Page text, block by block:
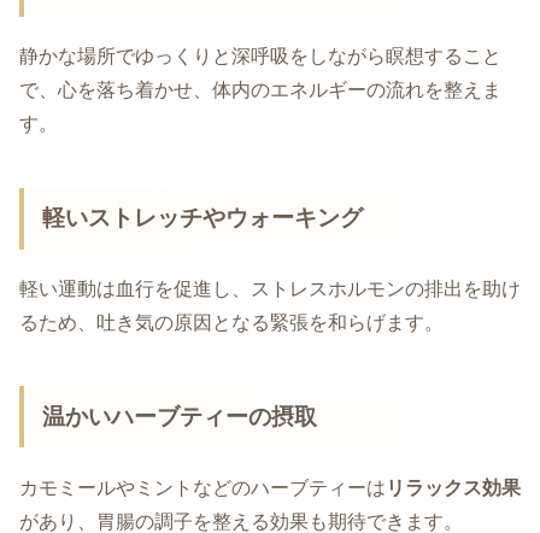
静かな場所でゆっくりと深呼吸をしながら瞑想すること
で、心を落ち着かせ、体内のエネルギーの流れを整えま
す。
軽いストレッチやウォーキング
軽い運動は血行を促進し、ストレスホルモンの排出を助け
るため、吐き気の原因となる緊張を和らげます。
温かいハーブティーの摂取
カモミールやミントなどのハーブティーは リラックス効果
があり、胃腸の調子を整える効果も期待できます。